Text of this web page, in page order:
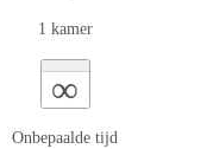
1 kamer
∞
Onbepaalde tijd